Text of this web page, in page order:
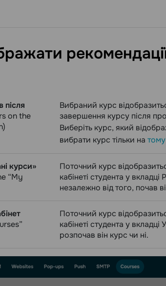
після
on the
Вибраний курс
завершення курсу після
Виберіть курс, який
вибрати курс тільки на
курси»
“My
Поточний курс
кабінеті студента у
незалежно від того, почав
Поточний курс
кабінеті студента у
розпочав він курс чи ні.